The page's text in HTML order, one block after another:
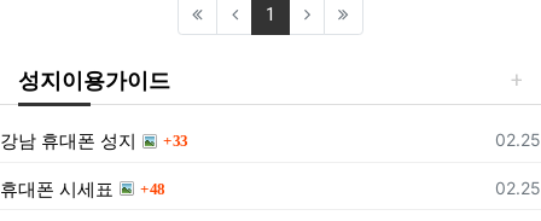
1 (current)
성지이용가이드
등록
02.25
강남 휴대폰 성지 33
등록
02.25
휴대폰 시세표 48